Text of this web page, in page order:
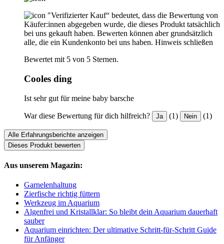
"Verifizierter Kauf“ bedeutet, dass die Bewertung von
Käufer:innen abgegeben wurde, die dieses Produkt tatsächlich
bei uns gekauft haben. Bewerten können aber grundsätzlich
alle, die ein Kundenkonto bei uns haben. Hinweis schließen
Bewertet mit 5 von 5 Sternen.
Cooles ding
Ist sehr gut für meine baby barsche
War diese Bewertung für dich hilfreich? Ja (1) Nein (1)
Alle Erfahrungsberichte anzeigen
Dieses Produkt bewerten
Aus unserem Magazin:
Garnelenhaltung
Zierfische richtig füttern
Werkzeug im Aquarium
Algenfrei und Kristallklar: So bleibt dein Aquarium dauerhaft
sauber
Aquarium einrichten: Der ultimative Schritt-für-Schritt Guide
für Anfänger